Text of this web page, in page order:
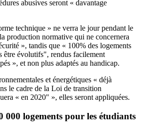
abusives seront « davantage
technique » ne verra le jour pendant le
production normative qui ne concernera
», tandis que « 100% des logements
être évolutifs", rendus facilement
», et non plus adaptés au handicap.
et énergétiques « déjà
le cadre de la Loi de transition
« en 2020" », elles seront appliquées.
000 logements pour les étudiants